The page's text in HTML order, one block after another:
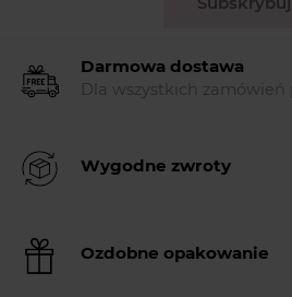
Darmowa dostawa
Dla wszystkich zamówień
Wygodne zwroty
Ozdobne opakowanie